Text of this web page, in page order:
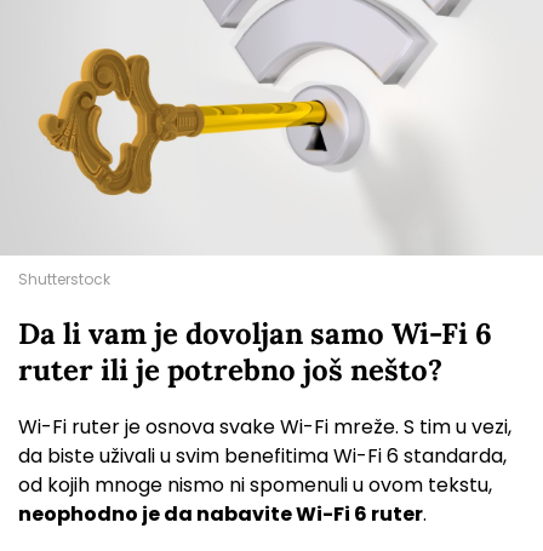
Shutterstock
Da li vam je dovoljan samo Wi-Fi 6
ruter ili je potrebno još nešto?
Wi-Fi ruter je osnova svake Wi-Fi mreže. S tim u vezi,
da biste uživali u svim benefitima Wi-Fi 6 standarda,
od kojih mnoge nismo ni spomenuli u ovom tekstu,
neophodno je da nabavite Wi-Fi 6 ruter.